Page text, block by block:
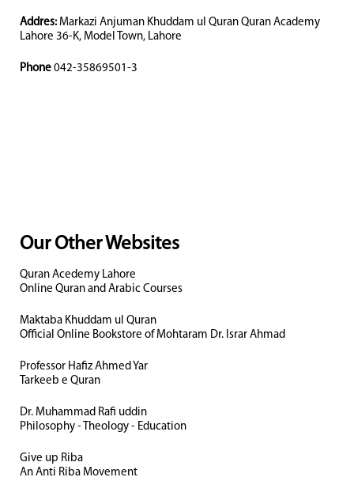
Addres: Markazi Anjuman Khuddam ul Quran Quran Academy
Lahore 36-K, Model Town, Lahore
Phone 042-35869501-3
Our Other Websites
Quran Acedemy Lahore
Online Quran and Arabic Courses
Maktaba Khuddam ul Quran
Official Online Bookstore of Mohtaram Dr. Israr Ahmad
Professor Hafiz Ahmed Yar
Tarkeeb e Quran
Dr. Muhammad Rafi uddin
Philosophy - Theology - Education
Give up Riba
An Anti Riba Movement